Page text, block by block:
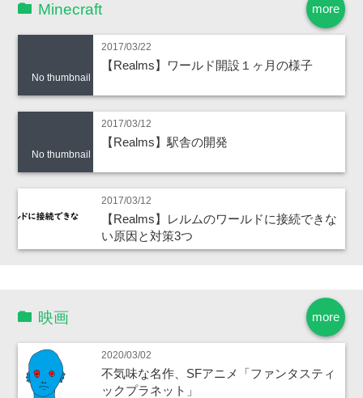
more
Minecraft
No thumbnail
2017/03/22
【Realms】ワールド開設１ヶ月の様子
No thumbnail
2017/03/12
【Realms】駅舎の開発
2017/03/12
【Realms】レルムのワールドに接続できな
い原因と対策3つ
more
映画
2020/03/02
不気味な名作、SFアニメ「ファンタスティ
ックプラネット」